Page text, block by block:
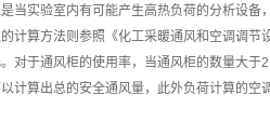
当实验室内有可能产生高热负荷的分析设
计算方法则参照《化工采暖通风和空调调
对于通风柜的使用率，当通风柜的数量大
计算出总的安全通风量，此外负荷计算的空